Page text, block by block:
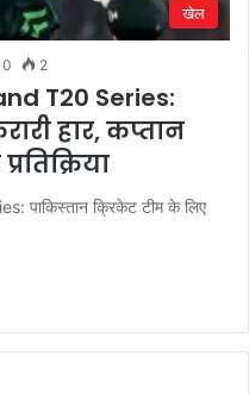
खेल
0 2
T20 Series:
हार, कप्तान
पाकिस्तान क्रिकेट टीम के लिए